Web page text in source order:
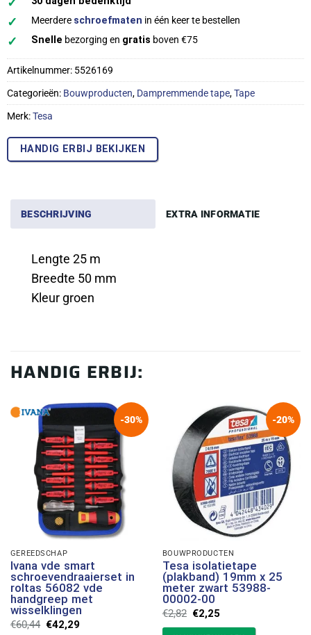
✓ Meerdere schroefmaten in één keer te bestellen
✓ Snelle bezorging en gratis boven €75
Artikelnummer: 5526169
Categorieën: Bouwproducten, Dampremmende tape,Tape
Merk:Tesa
HANDIG ERBIJ BEKIJKEN
BESCHRIJVING EXTRA INFORMATIE
Lengte 25 m
Breedte 50 mm
Kleur groen
HANDIG ERBIJ:
-30%
GEREEDSCHAP
Ivana vde smart
schroevendraaierset in
roltas 56082 vde
handgreep met
wisselklingen
€60,44 Oorspronkelijke
€42,29Huidige
-20%
BOUWPRODUCTEN
Tesa isolatietape
(plakband) 19mm x 25
meter zwart 53988-
00002-00
€2,82 Oorspronkelijke
€2,25Huidige